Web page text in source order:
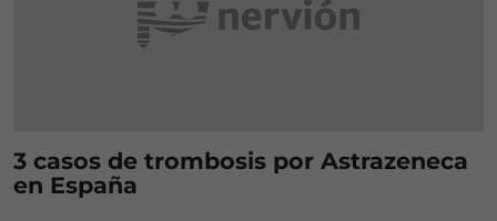
3 casos de trombosis por Astrazeneca
en España